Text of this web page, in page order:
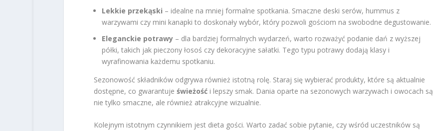
Lekkie przekąski – idealne na mniej formalne spotkania. Smaczne deski serów, hummus z
warzywami czy mini kanapki to doskonały wybór, który pozwoli gościom na swobodne degustowanie.
Eleganckie potrawy– dla bardziej formalnych wydarzeń, warto rozważyć podanie dań z wyższej
półki, takich jak pieczony łosoś czy dekoracyjne sałatki. Tego typu potrawy dodają klasy i
wyrafinowania każdemu spotkaniu.
Sezonowość składników odgrywa również istotną rolę. Staraj się wybierać produkty, które są aktualnie
dostępne, co gwarantuje świeżośći lepszy smak. Dania oparte na sezonowych warzywach i owocach są
nie tylko smaczne, ale również atrakcyjne wizualnie.
Kolejnym istotnym czynnikiem jest dieta gości. Warto zadać sobie pytanie, czy wśród uczestników są